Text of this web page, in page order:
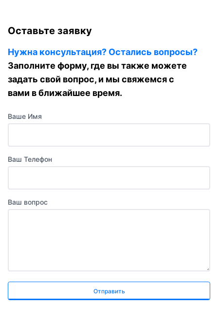
Оставьте заявку
Нужна консультация? Остались вопросы?
Заполните форму, где вы также можете
задать свой вопрос, и мы свяжемся с
вами в ближайшее время.
Ваше Имя
Ваш Телефон
Ваш вопрос
Отправить